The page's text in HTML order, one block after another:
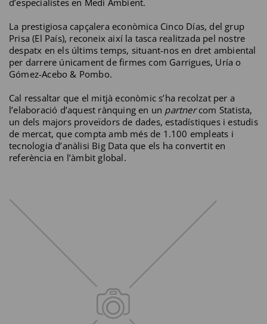
La prestigiosa capçalera econòmica Cinco Días, del grup
Prisa (El País), reconeix així la tasca realitzada pel nostre
despatx en els últims temps, situant-nos en dret ambiental
per darrere únicament de firmes com Garrigues, Uría o
Gómez-Acebo & Pombo.
Cal ressaltar que el mitjà econòmic s’ha recolzat per a
l’elaboració d’aquest rànquing en un partnercom Statista,
un dels majors proveïdors de dades, estadístiques i estudis
de mercat, que compta amb més de 1.100 empleats i
tecnologia d’anàlisi Big Data que els ha convertit en
referència en l’àmbit global.